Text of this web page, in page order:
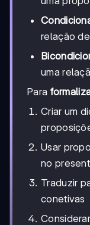
relação
uma
Para
Criar um
Usar
no
Traduzir
conetivas